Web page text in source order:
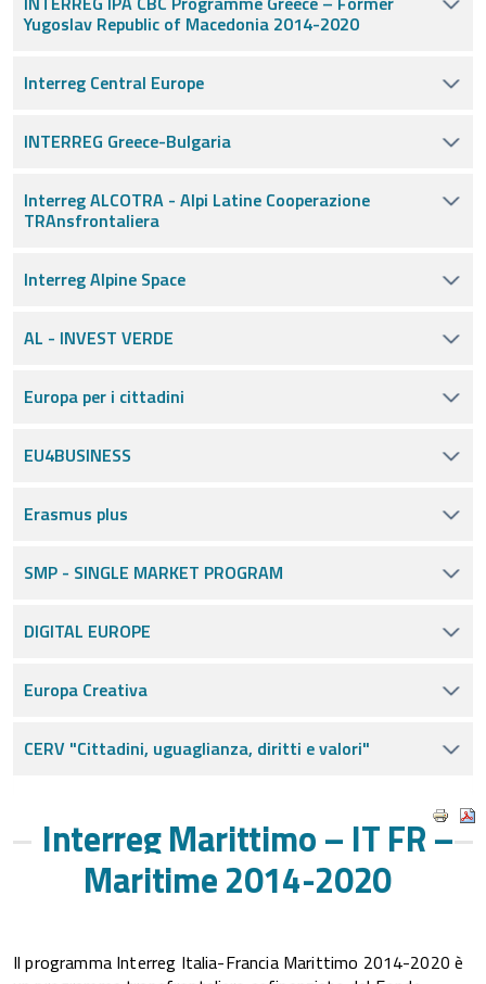
Yugoslav Republic of Macedonia 2014-2020
Interreg Central Europe
INTERREG Greece-Bulgaria
Interreg ALCOTRA - Alpi Latine Cooperazione
TRAnsfrontaliera
Interreg Alpine Space
AL - INVEST VERDE
Europa per i cittadini
EU4BUSINESS
Erasmus plus
SMP - SINGLE MARKET PROGRAM
DIGITAL EUROPE
Europa Creativa
CERV "Cittadini, uguaglianza, diritti e valori"
Interreg Marittimo – IT FR –
Maritime 2014-2020
Il programma Interreg Italia-Francia Marittimo 2014-2020 è